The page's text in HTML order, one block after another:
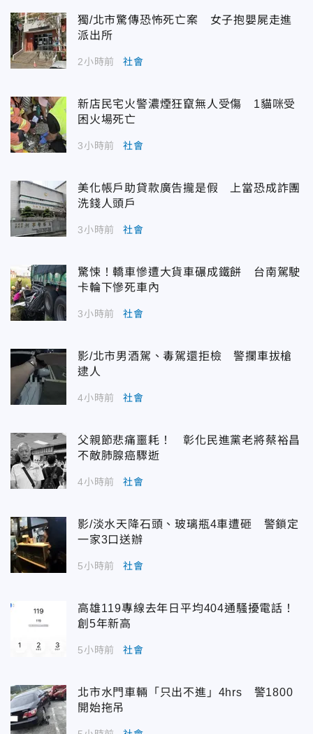
獨/北市驚傳恐怖死亡案 女子抱嬰屍走進
派出所
2小時前 社會
新店民宅火警濃煙狂竄無人受傷 1貓咪受
困火場死亡
3小時前 社會
美化帳戶助貸款廣告攏是假 上當恐成詐團
洗錢人頭戶
3小時前 社會
驚悚！轎車慘遭大貨車碾成鐵餅 台南駕駛
卡輪下慘死車內
3小時前 社會
影/北市男酒駕、毒駕還拒檢 警攔車拔槍
逮人
4小時前 社會
父親節悲痛噩耗！ 彰化民進黨老將蔡裕昌
不敵肺腺癌驟逝
4小時前 社會
影/淡水天降石頭、玻璃瓶4車遭砸 警鎖定
一家3口送辦
5小時前 社會
高雄119專線去年日平均404通騷擾電話！
創5年新高
5小時前 社會
北市水門車輛「只出不進」4hrs 警1800
開始拖吊